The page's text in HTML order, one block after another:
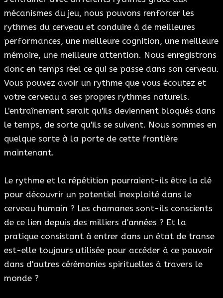
mécanismes du jeu, nous pouvons renforcer les
rythmes du cerveau et conduire à de meilleures
performances, une meilleure cognition, une meilleure
mémoire, une meilleure attention. Nous enregistrons
donc en temps réel ce qui se passe dans son cerveau.
Vous pouvez avoir un rythme que vous écoutez et
votre cerveau a ses propres rythmes naturels.
L'entraînement serait qu'ils deviennent bloqués dans
le temps, de sorte qu'ils se suivent. Nous sommes en
quelque sorte à la porte de cette frontière
maintenant.
Le rythme et la répétition pourraient-ils être la clé
pour découvrir un potentiel inexploité dans le
cerveau humain ? Les chamanes sont-ils conscients
de ce lien depuis des milliers d'années ? Et la
pratique consistant à entrer dans un état de transe
est-elle toujours utilisée pour accéder à ce pouvoir
dans d'autres cérémonies spirituelles à travers le
monde ?